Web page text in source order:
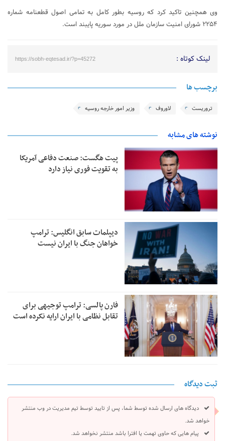
وی همچنین تاکید کرد که روسیه بطور کامل به تمامی اصول قطعنامه شماره
۲۲۵۴ شورای امنیت سازمان ملل در مورد سوریه پایبند است.
لینک کوتاه : https://sobh-eqtesad.ir/?p=45272
برچسب ها
تروریست لاوروف وزیر امور خارجه روسیه
نوشته های مشابه
پیت هگست: صنعت دفاعی آمریکا
به تقویت فوری نیاز دارد
دیپلمات سابق انگلیس:‌ ترامپ
خواهان جنگ با ایران نیست
فارن پالسی: ترامپ توجیهی برای
تقابل نظامی با ایران ارایه نکرده است
ثبت دیدگاه
دیدگاه های ارسال شده توسط شما، پس از تایید توسط تیم مدیریت در وب منتشر
خواهد شد.
پیام هایی که حاوی تهمت یا افترا باشد منتشر نخواهد شد.